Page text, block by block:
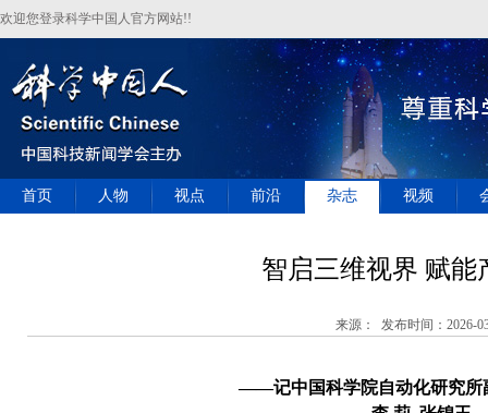
欢迎您登录科学中国人官方网站!!
首页 人物 视点 前沿 杂志 视频
智启三维视界 赋能
来源： 发布时间：2026-
——记中国科学院自动化研究所